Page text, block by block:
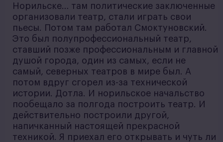
Норильске… там политические заключенные
организовали театр, стали играть свои
пьесы. Потом там работал Смоктуновский.
Это был полупрофессиональный театр,
ставший позже профессиональным и главной
душой города, один из самых, если не
самый, северных театров в мире был. А
потом вдруг сгорел из-за технической
истории. Дотла. И норильское начальство
пообещало за полгода построить театр. И
действительно построили другой,
напичканный настоящей прекрасной
техникой. Я приехал его открывать и чуть ли